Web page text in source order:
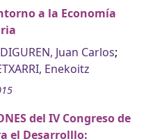
a la Economía
Juan Carlos;
Enekoitz
del IV Congreso de
el Desarrolllo: